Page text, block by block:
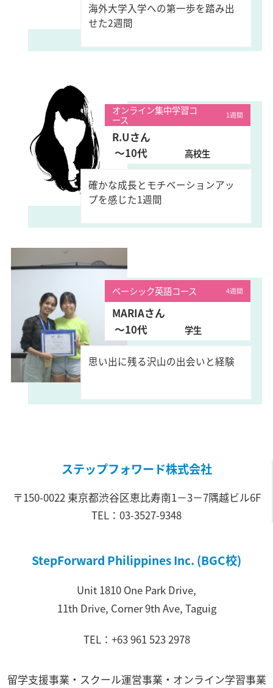
海外大学入学への第一歩を踏み出
せた2週間
オンライン集中学習コ
ース 1週間
R.Uさん
〜10代
高校生
確かな成長とモチベーションアッ
プを感じた1週間
ベーシック英語コース 4週間
MARIAさん
〜10代
学生
思い出に残る沢山の出会いと経験
ステップフォワード株式会社
〒150-0022 東京都渋谷区恵比寿南1－3－7隅越ビル6F
TEL：03-3527-9348
StepForward Philippines Inc. (BGC校)
Unit 1810 One Park Drive,
11th Drive, Corner 9th Ave, Taguig
TEL：+63 961 523 2978
留学支援事業・スクール運営事業・オンライン学習事業